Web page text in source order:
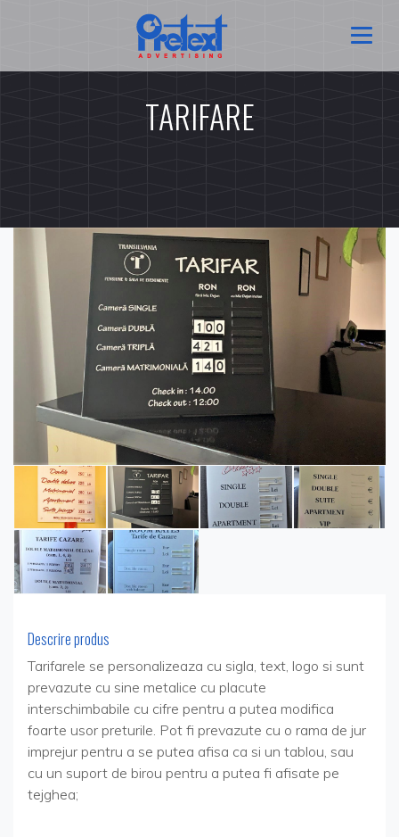
TARIFARE
Descrire produs
Tarifarele se personalizeaza cu sigla, text, logo si sunt
prevazute cu sine metalice cu placute
interschimbabile cu cifre pentru a putea modifica
foarte usor preturile. Pot fi prevazute cu o rama de jur
imprejur pentru a se putea afisa ca si un tablou, sau
cu un suport de birou pentru a putea fi afisate pe
tejghea;